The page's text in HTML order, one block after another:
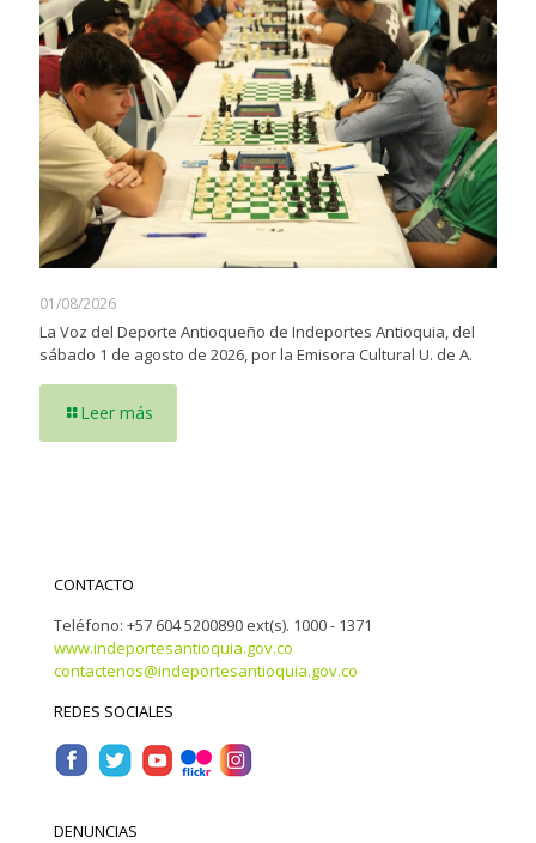
01/08/2026
La Voz del Deporte Antioqueño de Indeportes Antioquia, del
sábado 1 de agosto de 2026, por la Emisora Cultural U. de A.
Leer más
CONTACTO
Teléfono: +57 604 5200890 ext(s). 1000 - 1371
www.indeportesantioquia.gov.co
contactenos@indeportesantioquia.gov.co
REDES SOCIALES
DENUNCIAS